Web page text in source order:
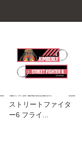
ストリートファイタ
ー6 フライ...